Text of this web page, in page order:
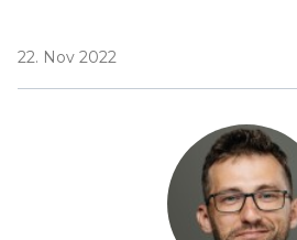
22. Nov 2022